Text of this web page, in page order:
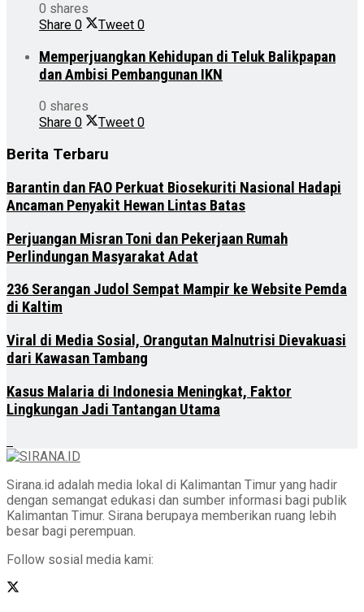
0 shares
Share 0 Tweet 0
Memperjuangkan Kehidupan di Teluk Balikpapan
dan Ambisi Pembangunan IKN
0 shares
Share 0 Tweet 0
Berita Terbaru
Barantin dan FAO Perkuat Biosekuriti Nasional Hadapi
Ancaman Penyakit Hewan Lintas Batas
Perjuangan Misran Toni dan Pekerjaan Rumah
Perlindungan Masyarakat Adat
236 Serangan Judol Sempat Mampir ke Website Pemda
di Kaltim
Viral di Media Sosial, Orangutan Malnutrisi Dievakuasi
dari Kawasan Tambang
Kasus Malaria di Indonesia Meningkat, Faktor
Lingkungan Jadi Tantangan Utama
Sirana.id adalah media lokal di Kalimantan Timur yang hadir
dengan semangat edukasi dan sumber informasi bagi publik
Kalimantan Timur. Sirana berupaya memberikan ruang lebih
besar bagi perempuan.
Follow sosial media kami: